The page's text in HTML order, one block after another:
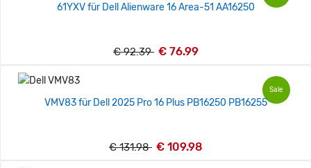
61YXV für Dell Alienware 16 Area-51 AA16250
€ 92.39 € 76.99
Sale
VMV83 für Dell 2025 Pro 16 Plus PB16250 PB16255
€ 131.98 € 109.98